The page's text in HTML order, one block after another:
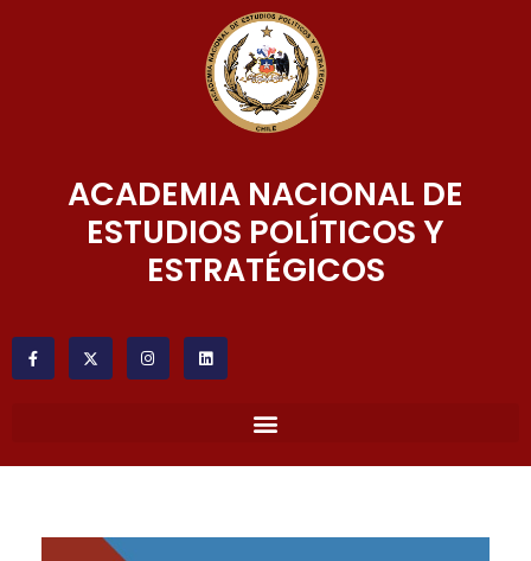
ACADEMIA NACIONAL DE
ESTUDIOS POLÍTICOS Y
ESTRATÉGICOS